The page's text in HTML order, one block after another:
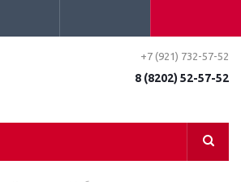
+7 (921) 732-57-52
8 (8202) 52-57-52